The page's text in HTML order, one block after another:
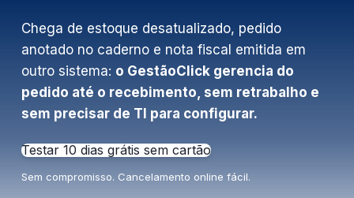
Chega de estoque desatualizado, pedido
anotado no caderno e nota fiscal emitida em
outro sistema: o GestãoClick gerencia do
pedido até o recebimento, sem retrabalho e
sem precisar de TI para configurar.
Testar 10 dias grátis sem cartão
Sem compromisso. Cancelamento online fácil.